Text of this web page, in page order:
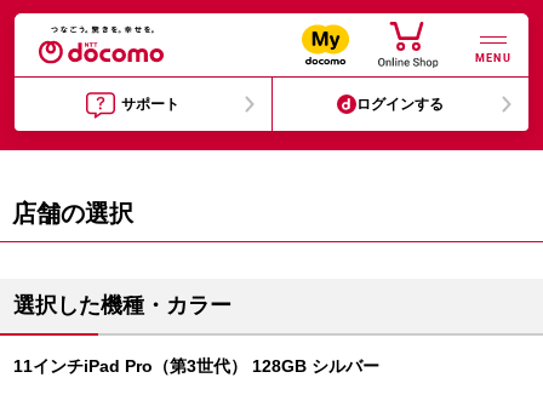
MENU
サポート ログインする
店舗の選択
選択した機種・カラー
11インチiPad Pro（第3世代） 128GB シルバー